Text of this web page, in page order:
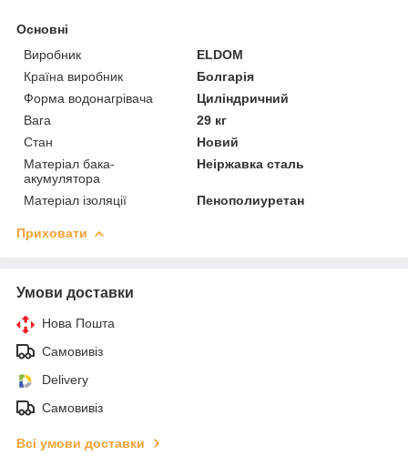
Основні
Виробник
ELDOM
Країна виробник
Болгарія
Форма водонагрівача
Циліндричний
Вага
29 кг
Стан
Новий
Матеріал бака-
акумулятора
Неіржавка сталь
Матеріал ізоляції Пенополиуретан
Приховати
Умови доставки
Нова Пошта
Самовивіз
Delivery
Самовивіз
Всі умови доставки